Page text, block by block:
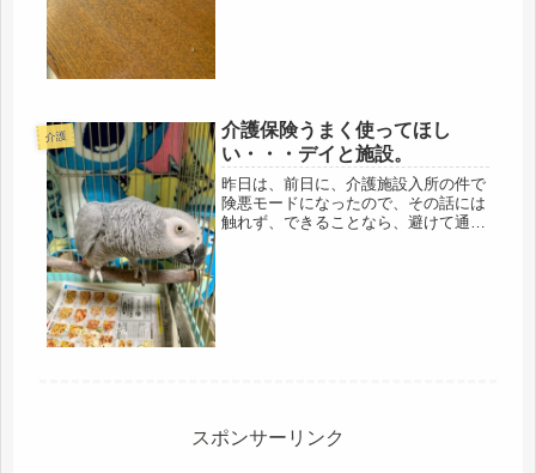
介護
介護保険うまく使ってほし
い・・・デイと施設。
昨日は、前日に、介護施設入所の件で
険悪モードになったので、その話には
触れず、できることなら、避けて通り
スポンサーリンク